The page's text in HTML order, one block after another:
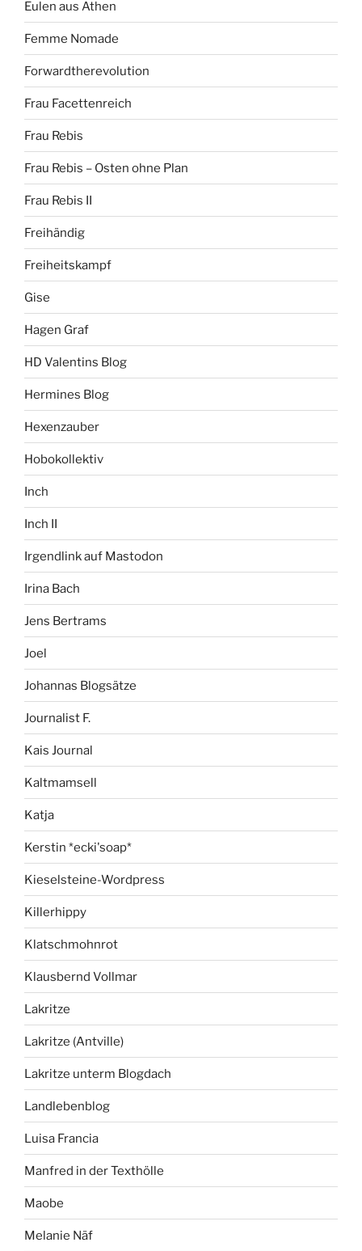
Eulen aus Athen
Femme Nomade
Forwardtherevolution
Frau Facettenreich
Frau Rebis
Frau Rebis – Osten ohne Plan
Frau Rebis II
Freihändig
Freiheitskampf
Gise
Hagen Graf
HD Valentins Blog
Hermines Blog
Hexenzauber
Hobokollektiv
Inch
Inch II
Irgendlink auf Mastodon
Irina Bach
Jens Bertrams
Joel
Johannas Blogsätze
Journalist F.
Kais Journal
Kaltmamsell
Katja
Kerstin *ecki'soap*
Kieselsteine-Wordpress
Killerhippy
Klatschmohnrot
Klausbernd Vollmar
Lakritze
Lakritze (Antville)
Lakritze unterm Blogdach
Landlebenblog
Luisa Francia
Manfred in der Texthölle
Maobe
Melanie Näf